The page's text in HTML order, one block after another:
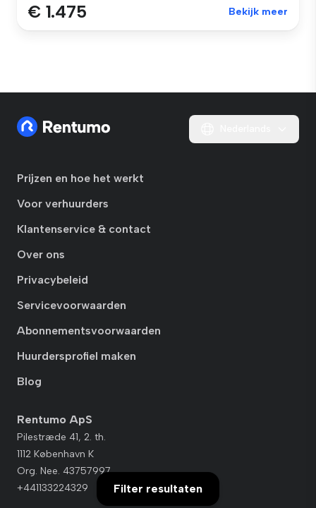
Filter resultaten
€ 1.475 Bekijk meer
Prijzen en hoe het werkt
Voor verhuurders
Klantenservice & contact
Over ons
Privacybeleid
Servicevoorwaarden
Abonnementsvoorwaarden
Huurdersprofiel maken
Blog
Rentumo ApS
Pilestræde 41, 2. th.
1112 København K
Org. Nee. 43757997
+441133224329